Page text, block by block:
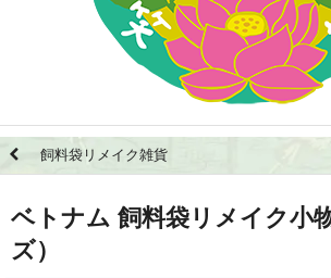
飼料袋リメイク雑貨
ベトナム 飼料袋リメイク小
ズ）